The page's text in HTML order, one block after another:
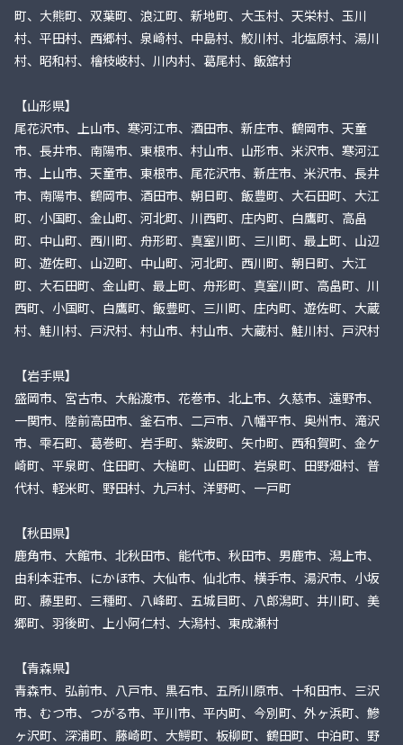
町、大熊町、双葉町、浪江町、新地町、大玉村、天栄村、玉川
村、平田村、西郷村、泉崎村、中島村、鮫川村、北塩原村、湯川
村、昭和村、檜枝岐村、川内村、葛尾村、飯舘村
【山形県】
尾花沢市、上山市、寒河江市、酒田市、新庄市、鶴岡市、天童
市、長井市、南陽市、東根市、村山市、山形市、米沢市、寒河江
市、上山市、天童市、東根市、尾花沢市、新庄市、米沢市、長井
市、南陽市、鶴岡市、酒田市、朝日町、飯豊町、大石田町、大江
町、小国町、金山町、河北町、川西町、庄内町、白鷹町、高畠
町、中山町、西川町、舟形町、真室川町、三川町、最上町、山辺
町、遊佐町、山辺町、中山町、河北町、西川町、朝日町、大江
町、大石田町、金山町、最上町、舟形町、真室川町、高畠町、川
西町、小国町、白鷹町、飯豊町、三川町、庄内町、遊佐町、大蔵
村、鮭川村、戸沢村、村山市、村山市、大蔵村、鮭川村、戸沢村
【岩手県】
盛岡市、宮古市、大船渡市、花巻市、北上市、久慈市、遠野市、
一関市、陸前高田市、釜石市、二戸市、八幡平市、奥州市、滝沢
市、雫石町、葛巻町、岩手町、紫波町、矢巾町、西和賀町、金ケ
崎町、平泉町、住田町、大槌町、山田町、岩泉町、田野畑村、普
代村、軽米町、野田村、九戸村、洋野町、一戸町
【秋田県】
鹿角市、大館市、北秋田市、能代市、秋田市、男鹿市、潟上市、
由利本荘市、にかほ市、大仙市、仙北市、横手市、湯沢市、小坂
町、藤里町、三種町、八峰町、五城目町、八郎潟町、井川町、美
郷町、羽後町、上小阿仁村、大潟村、東成瀬村
【青森県】
青森市、弘前市、八戸市、黒石市、五所川原市、十和田市、三沢
市、むつ市、つがる市、平川市、平内町、今別町、外ヶ浜町、鰺
ヶ沢町、深浦町、藤崎町、大鰐町、板柳町、鶴田町、中泊町、野